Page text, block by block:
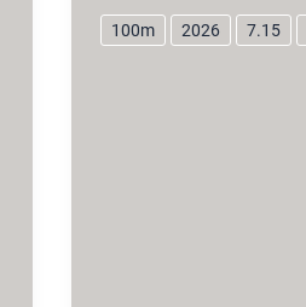
2026
100m 2026 7.15